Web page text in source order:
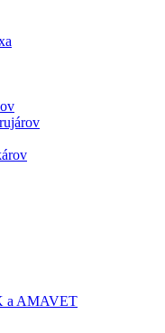
a AMAVET